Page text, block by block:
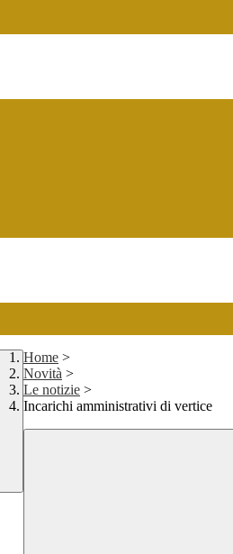
Home >
Novità >
Le notizie >
Incarichi amministrativi di vertice